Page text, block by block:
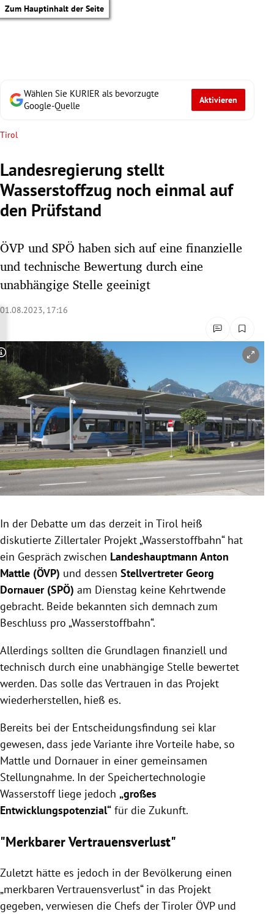
Zum Hauptinhalt der Seite
Untermenü
Untermenü
Untermenü
Untermenü
Untermenü
Untermenü
Untermenü
Untermenü
Untermenü
Wählen Sie KURIER als bevorzugte
Google-Quelle
Aktivieren
Tirol
Landesregierung stellt
Wasserstoffzug noch einmal auf
den Prüfstand
ÖVP und SPÖ haben sich auf eine finanzielle
und technische Bewertung durch eine
unabhängige Stelle geeinigt
01.08.2023, 17:16
Copyright-Hinweis öffnen/schließen
In der Debatte um das derzeit in Tirol heiß
diskutierte Zillertaler Projekt „Wasserstoffbahn“ hat
ein Gespräch zwischen Landeshauptmann Anton
Mattle (ÖVP) und dessen Stellvertreter Georg
Dornauer (SPÖ) am Dienstag keine Kehrtwende
gebracht. Beide bekannten sich demnach zum
Beschluss pro „Wasserstoffbahn“.
Allerdings sollten die Grundlagen finanziell und
technisch durch eine unabhängige Stelle bewertet
werden. Das solle das Vertrauen in das Projekt
wiederherstellen, hieß es.
Bereits bei der Entscheidungsfindung sei klar
gewesen, dass jede Variante ihre Vorteile habe, so
Mattle und Dornauer in einer gemeinsamen
Stellungnahme. In der Speichertechnologie
Wasserstoff liege jedoch „großes
Entwicklungspotenzial“ für die Zukunft.
"Merkbarer Vertrauensverlust"
Zuletzt hätte es jedoch in der Bevölkerung einen
„merkbaren Vertrauensverlust“ in das Projekt
gegeben, verwiesen die Chefs der Tiroler ÖVP und